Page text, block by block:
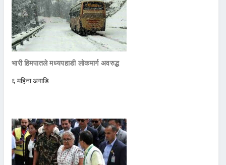
भारी हिमपातले मध्यपहाडी लोकमार्ग अवरुद्ध
६ महिना अगाडि